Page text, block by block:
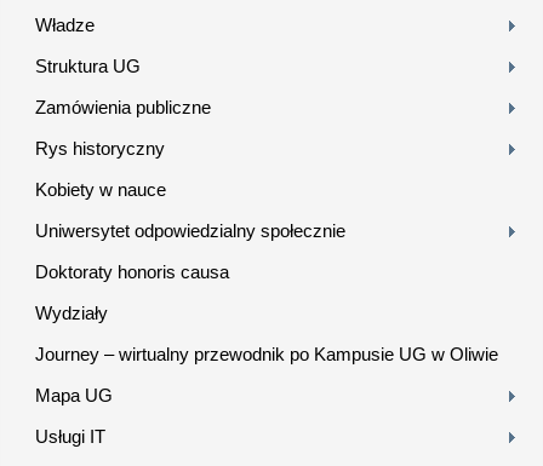
Władze
Struktura UG
Zamówienia publiczne
Rys historyczny
Kobiety w nauce
Uniwersytet odpowiedzialny społecznie
Doktoraty honoris causa
Wydziały
Journey – wirtualny przewodnik po Kampusie UG w Oliwie
Mapa UG
Usługi IT